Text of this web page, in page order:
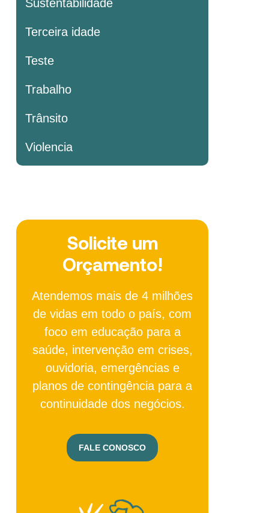
Sustentabilidade
Terceira idade
Teste
Trabalho
Trânsito
Violencia
Solicite um
Orçamento!
Atendemos mais de 4 milhões
de vidas em todo o país, com
foco em educação para a
saúde, intervenção em crises,
ouvidoria, emergências e
planos de contingência para a
continuidade dos negócios.
FALE CONOSCO